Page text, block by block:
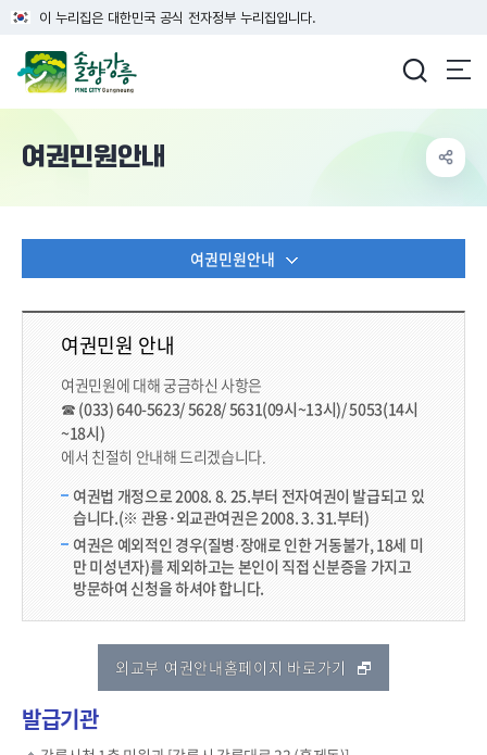
이 누리집은 대한민국 공식 전자정부 누리집입니다.
여권민원안내
여권민원안내
여권민원 안내
여권민원에 대해 궁금하신 사항은
☎ (033) 640-5623/ 5628/ 5631(09시~13시)/ 5053(14시
~18시)
에서 친절히 안내해 드리겠습니다.
여권법 개정으로 2008. 8. 25.부터 전자여권이 발급되고 있
습니다.(※ 관용･외교관여권은 2008. 3. 31.부터)
여권은 예외적인 경우(질병·장애로 인한 거동불가, 18세 미
만 미성년자)를 제외하고는 본인이 직접 신분증을 가지고
방문하여 신청을 하셔야 합니다.
외교부 여권안내홈페이지 바로가기
발급기관